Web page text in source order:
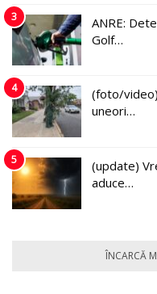
3
ANRE:
Golf…
4
(foto/video)
uneori…
5
(update)
aduce…
ÎNCARCĂ